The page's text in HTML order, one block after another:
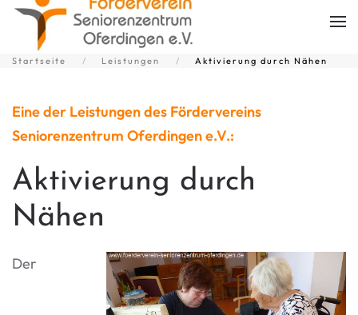
Startseite Leistungen Aktivierung durch Nähen
Eine der Leistungen des Fördervereins
Seniorenzentrum Oferdingen e.V.:
Aktivierung durch
Nähen
Der